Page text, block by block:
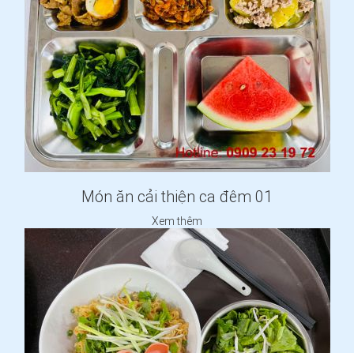
Món ăn cải thiện ca đêm 01
Xem thêm